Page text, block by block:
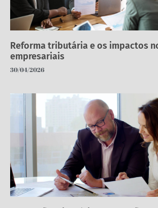
Reforma tributária e os impactos
empresariais
30/04/2026